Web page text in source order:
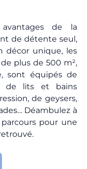
de la
de détente seul,
décor unique, les
plus de 500 m²,
sont équipés de
de lits et bains
de geysers,
Déambulez à
pour une